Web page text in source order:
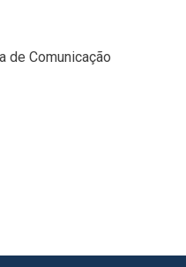
de Comunicação